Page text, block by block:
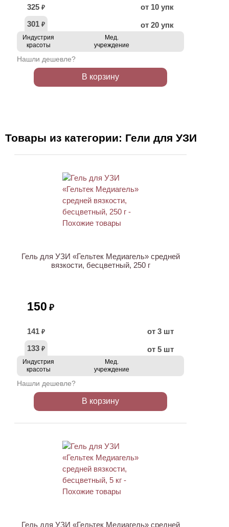
325 ₽
от 10 упк
301 ₽ от 20 упк
Индустрия
красоты
Мед.
учреждение
Нашли дешевле?
В корзину
Товары из категории: Гели для УЗИ
Гель для УЗИ «Гельтек Медиагель» средней
вязкости, бесцветный, 250 г
150 ₽
141 ₽
от 3 шт
133 ₽ от 5 шт
Индустрия
красоты
Мед.
учреждение
Нашли дешевле?
В корзину
Гель для УЗИ «Гельтек Медиагель» средней